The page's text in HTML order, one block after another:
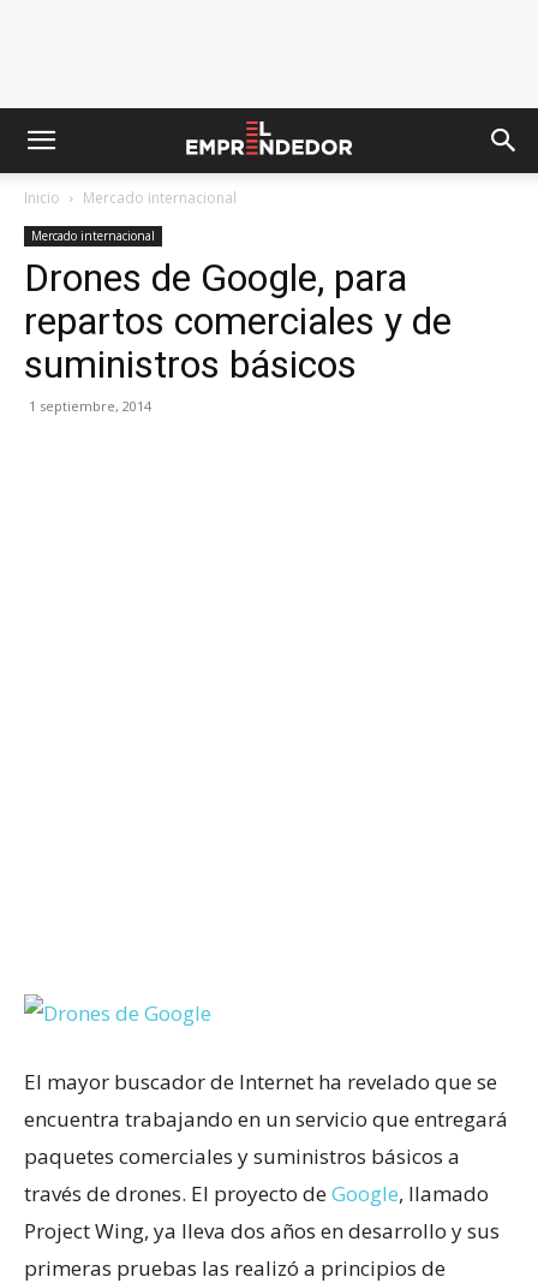
Inicio Mercado internacional
Mercado internacional
Drones de Google, para
repartos comerciales y de
suministros básicos
1 septiembre, 2014
El mayor buscador de Internet ha revelado que se
encuentra trabajando en un servicio que entregará
paquetes comerciales y suministros básicos a
través de drones. El proyecto deGoogle, llamado
Project Wing, ya lleva dos años en desarrollo y sus
primeras pruebas las realizó a principios de